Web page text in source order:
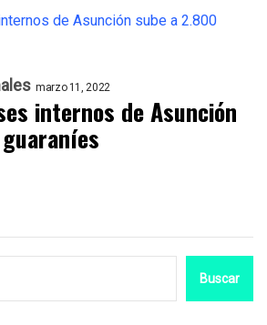
marzo 11, 2022
internos de Asunción
Buscar